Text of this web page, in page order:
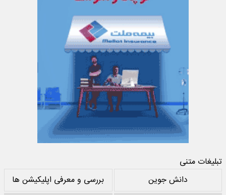
تبلیغات متنی
دانش جوین
بررسی و معرفی اپلیکیشن ها